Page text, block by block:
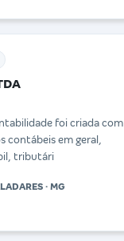
foi criada com
contábeis em geral,
tributári
· MG